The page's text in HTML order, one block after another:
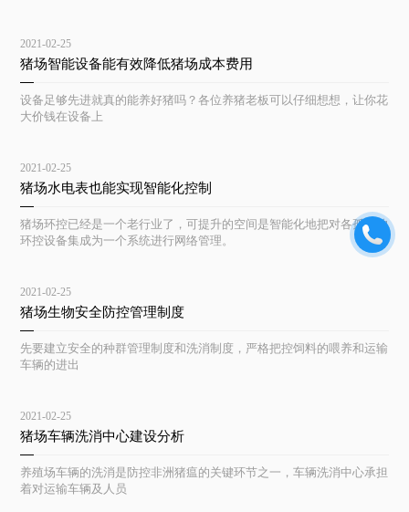
2021-02-25
猪场智能设备能有效降低猪场成本费用
设备足够先进就真的能养好猪吗？各位养猪老板可以仔细想想，让你花
大价钱在设备上
2021-02-25
猪场水电表也能实现智能化控制
猪场环控已经是一个老行业了，可提升的空间是智能化地把对各孤立的
环控设备集成为一个系统进行网络管理。
2021-02-25
猪场生物安全防控管理制度
先要建立安全的种群管理制度和洗消制度，严格把控饲料的喂养和运输
车辆的进出
2021-02-25
猪场车辆洗消中心建设分析
养殖场车辆的洗消是防控非洲猪瘟的关键环节之一，车辆洗消中心承担
着对运输车辆及人员